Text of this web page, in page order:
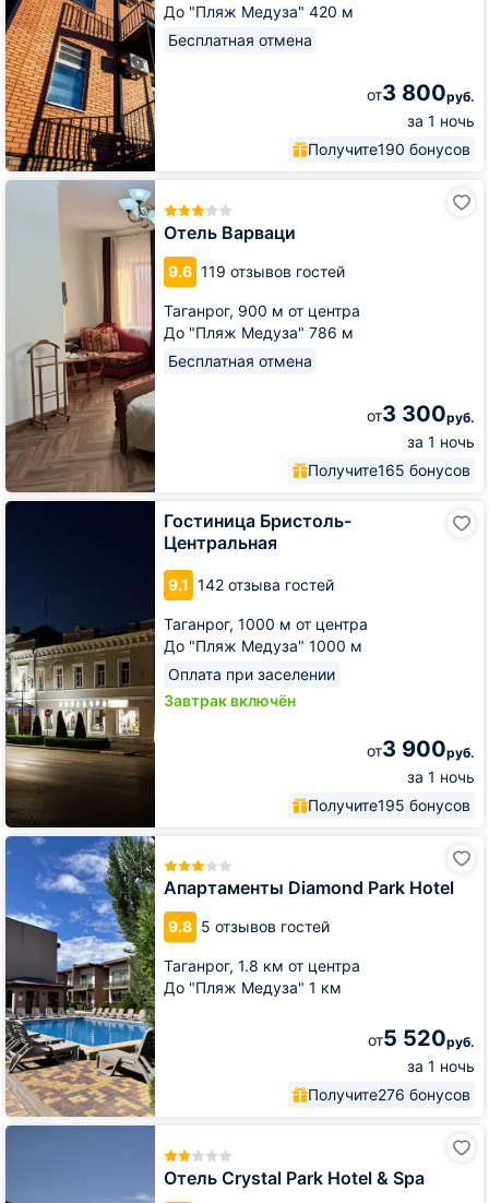
До "Пляж Медуза" 420 м
Бесплатная отмена
от3 800руб.
за 1 ночь
Получите190 бонусов
Отель Варваци
9.6 119 отзывов гостей
Таганрог, 900 м от центра
До "Пляж Медуза" 786 м
Бесплатная отмена
от3 300руб.
за 1 ночь
Получите165 бонусов
Отель
Гостиница Бристоль-
Центральная
9.1 142 отзыва гостей
Таганрог, 1000 м от центра
До "Пляж Медуза" 1000 м
Оплата при заселении
Завтрак включён
от3 900руб.
за 1 ночь
Получите195 бонусов
Гостиница
Апартаменты Diamond Park Hotel
9.8 5 отзывов гостей
Таганрог, 1.8 км от центра
До "Пляж Медуза" 1 км
от5 520руб.
за 1 ночь
Получите276 бонусов
Апартаменты
Diamond
Отель Crystal Park Hotel & Spa
Отель